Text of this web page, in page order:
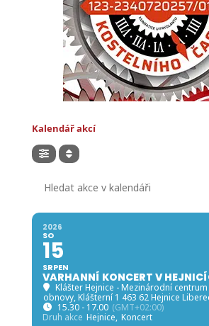
Kalendář akcí
2026
SO
15
SRPEN
VARHANNÍ KONCERT V
Klášter Hejnice - Mezinárodní
obnovy, Klášterní 1 463 62 Hejnice
15.30 - 17.00 (GMT+02:00)
Druh akce Hejnice, Koncert